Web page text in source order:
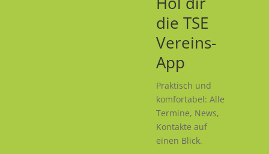
die TSE
Vereins-
App
Praktisch und
komfortabel: Alle
Termine, News,
Kontakte auf
einen Blick.